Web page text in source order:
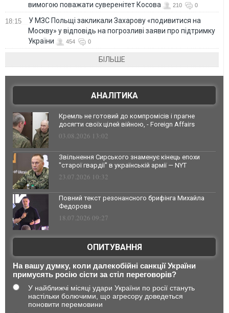
вимогою поважати суверенітет Косова
210 0
18:15
У МЗС Польщі закликали Захарову «подивитися на
Москву» у відповідь на погрозливі заяви про підтримку
України
454 0
БІЛЬШЕ
АНАЛІТИКА
Кремль не готовий до компромісів і прагне
досягти своїх цілей війною, - Foreign Affairs
03.08.2026 13:02
Звільнення Сирського знаменує кінець епохи
"старої гвардії" в українській армії — NYT
23.07.2026 10:32
Повний текст резонансного брифінга Михайла
Федорова
18.07.2026 09:27
ОПИТУВАННЯ
На вашу думку, коли далекобійні санкції України
примусять росію сісти за стіл переговорів?
У найближчі місяці удари України по росії стануть
настільки болючими, що агресору доведеться
поновити перемовини